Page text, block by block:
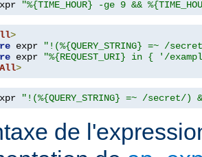
"%{TIME_HOUR} -ge 9 &&
>
expr
"!(%{QUERY_STRING} =~ /
expr
"%{REQUEST_URI} in { '/
>
"!(%{QUERY_STRING} =~ /
de